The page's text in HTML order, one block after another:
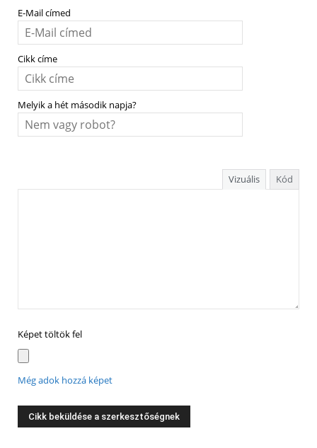
E-Mail címed
Cikk címe
Melyik a hét második napja?
Vizuális Kód
Képet töltök fel
Még adok hozzá képet